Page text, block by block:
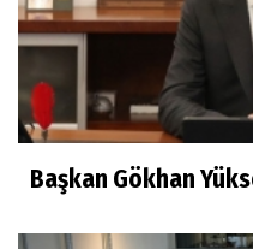
Başkan Gökhan